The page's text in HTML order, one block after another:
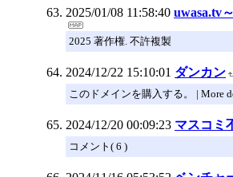
2025/01/08 11:58:40 uwasa.tv
2025 著作権. 不許複製
2024/12/22 15:10:01 ダンカン
このドメインを購入する。 | More
2024/12/20 00:09:23 マスコミ
コメント( 6 )